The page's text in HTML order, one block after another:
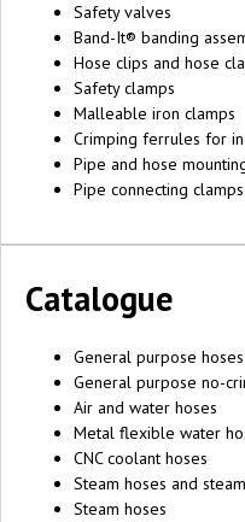
Safety valves
Band-It® banding
Hose clips and hose
Safety clamps
Malleable iron clamps
Crimping ferrules for
Pipe and hose
Pipe connecting clamps
Catalogue
General purpose hoses
General purpose no-
Air and water hoses
Metal flexible water
CNC coolant hoses
Steam hoses and
Steam hoses